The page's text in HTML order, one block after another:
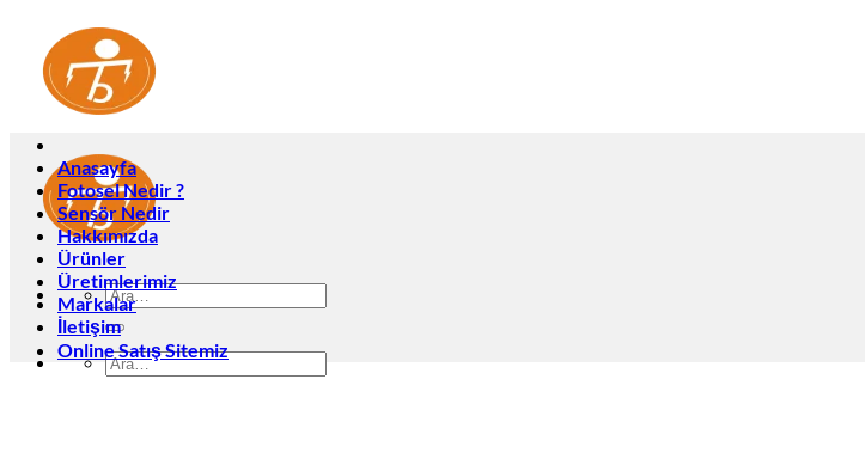
Ara:
Ara:
Anasayfa
Fotosel Nedir ?
Sensör Nedir
Hakkımızda
Ürünler
Üretimlerimiz
Markalar
İletişim
Online Satış Sitemiz